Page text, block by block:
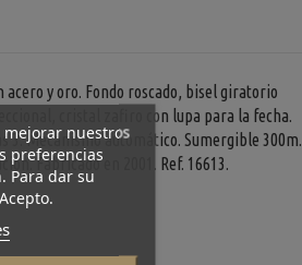
acero y oro. Fondo roscado, bisel giratorio
cristal zafiro con lupa para la fecha.
3. Mecanismo automático. Sumergible 300m.
Fabricado en 2001. Ref. 16613.
nuestros
preferencias
Para dar su